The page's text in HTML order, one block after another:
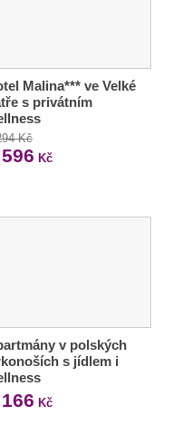
Malina*** ve Velké
s privátním
Kč
Kč
v polských
s jídlem i
Kč